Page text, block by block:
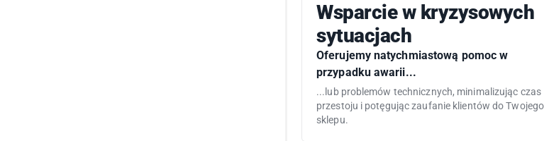
Wsparcie w kryzysowych
sytuacjach
Oferujemy natychmiastową pomoc w
przypadku awarii...
...lub problemów technicznych, minimalizując czas
przestoju i potęgując zaufanie klientów do Twojego
sklepu.